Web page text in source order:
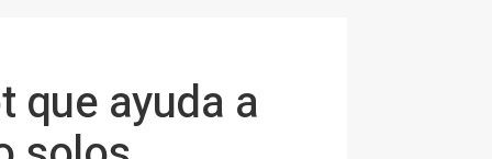
que ayuda a